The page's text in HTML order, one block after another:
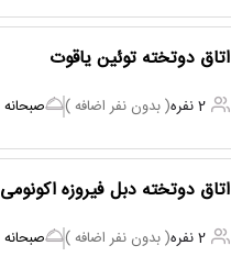
اتاق دوتخته توئین یاقوت
2 نفره ( بدون نفر اضافه ) صبحانه
اتاق دوتخته دبل فیروزه اکونومی
2 نفره ( بدون نفر اضافه ) صبحانه